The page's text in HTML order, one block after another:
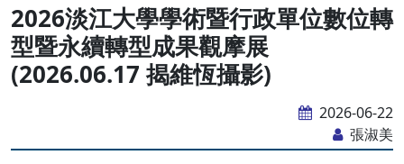
2026淡江大學學術暨行政單位數位轉
型暨永續轉型成果觀摩展
(2026.06.17 揭維恆攝影)
2026-06-22
張淑美